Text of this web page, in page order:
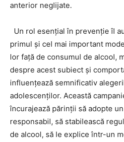
anterior neglijate.
Un rol esențial în prevenție îl
primul și cel mai important
lor față de consumul de alcool,
despre acest subiect și
influențează semnificativ
adolescenților. Această
încurajează părinții să adopte
responsabil, să stabilească
de alcool, să le explice într-un